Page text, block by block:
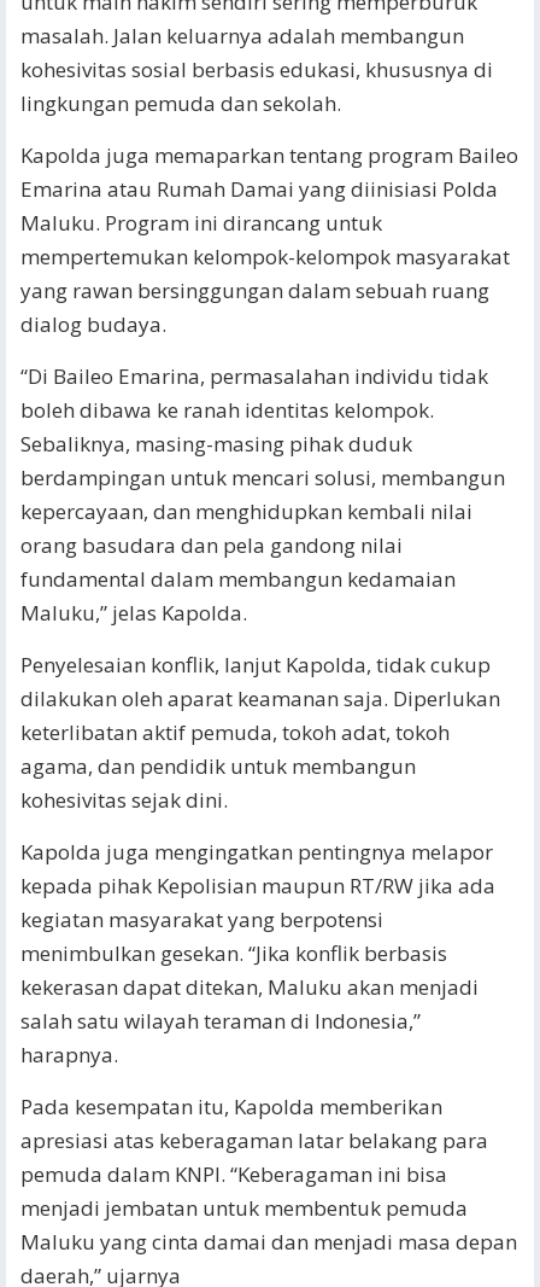
masalah. Jalan keluarnya adalah membangun
kohesivitas sosial berbasis edukasi, khususnya di
lingkungan pemuda dan sekolah.
Kapolda juga memaparkan tentang program Baileo
Emarina atau Rumah Damai yang diinisiasi Polda
Maluku. Program ini dirancang untuk
mempertemukan kelompok-kelompok masyarakat
yang rawan bersinggungan dalam sebuah ruang
dialog budaya.
“Di Baileo Emarina, permasalahan individu tidak
boleh dibawa ke ranah identitas kelompok.
Sebaliknya, masing-masing pihak duduk
berdampingan untuk mencari solusi, membangun
kepercayaan, dan menghidupkan kembali nilai
orang basudara dan pela gandong nilai
fundamental dalam membangun kedamaian
Maluku,” jelas Kapolda.
Penyelesaian konflik, lanjut Kapolda, tidak cukup
dilakukan oleh aparat keamanan saja. Diperlukan
keterlibatan aktif pemuda, tokoh adat, tokoh
agama, dan pendidik untuk membangun
kohesivitas sejak dini.
Kapolda juga mengingatkan pentingnya melapor
kepada pihak Kepolisian maupun RT/RW jika ada
kegiatan masyarakat yang berpotensi
menimbulkan gesekan. “Jika konflik berbasis
kekerasan dapat ditekan, Maluku akan menjadi
salah satu wilayah teraman di Indonesia,”
harapnya.
Pada kesempatan itu, Kapolda memberikan
apresiasi atas keberagaman latar belakang para
pemuda dalam KNPI. “Keberagaman ini bisa
menjadi jembatan untuk membentuk pemuda
Maluku yang cinta damai dan menjadi masa depan
daerah,” ujarnya